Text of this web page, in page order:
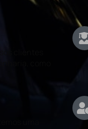
clientes
como
uma